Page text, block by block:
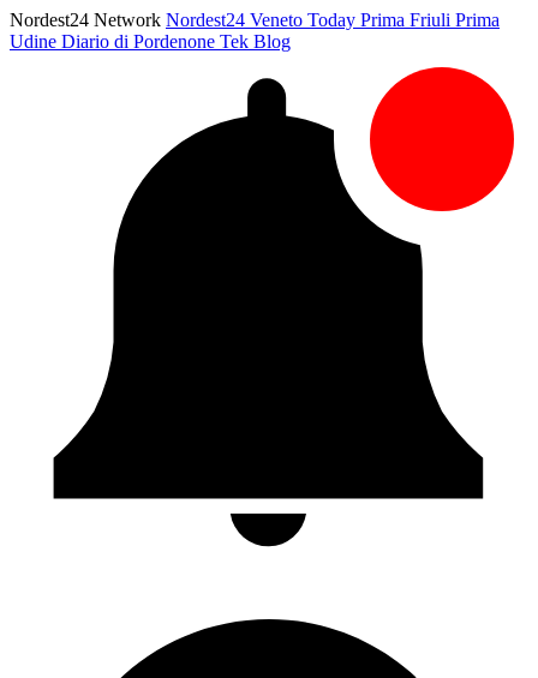
Nordest24 Network Nordest24 Veneto Today Prima Friuli Prima
Udine Diario di Pordenone Tek Blog